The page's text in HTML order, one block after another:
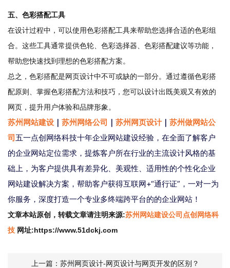
五、色彩搭配工具
在设计过程中，可以使用色彩搭配工具来帮助您选择合适的色彩组
合。这些工具通常提供色轮、色彩选择器、色彩搭配建议等功能，
帮助您快速找到理想的色彩搭配方案。
总之，色彩搭配是网页设计中不可或缺的一部分。通过遵循色彩搭
配原则、掌握色彩搭配方法和技巧，您可以设计出既美观又有效的
网页，提升用户体验和品牌形象。
苏州网站建设 ｜ 苏州网络公司 ｜ 苏州网页设计｜ 苏州做网站公
司五一点创网络科技十年企业网站建设经验，在全面了解客户
的企业网站定位需求，提炼客户所在行业的主流设计风格的基
础上，为客户提供具有差异化、美观性、适用性的个性化企业
网站建设解决方案，帮助客户获得互联网+“通行证”，一对一为
你服务，深度打造一个专业多终端跨平台的的企业网站！
文章本站原创，转载文章请注明来源:苏州网站建设公司点创网络科
技 网址:https://www.51dckj.com
上一篇：苏州网页设计-网页设计与网页开发的区别？